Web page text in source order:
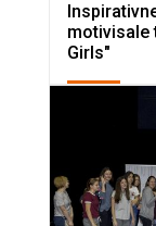
motivisale
Girls"